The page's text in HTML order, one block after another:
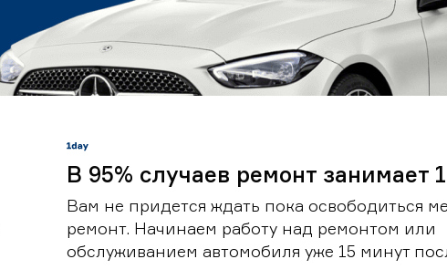
В 95% случаев ремонт занимает
Вам не придется ждать пока освободиться
ремонт. Начинаем работу над ремонтом или
обслуживанием автомобиля уже 15 минут